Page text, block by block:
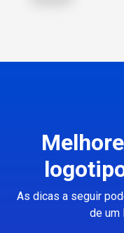
As dicas a seguir
de um